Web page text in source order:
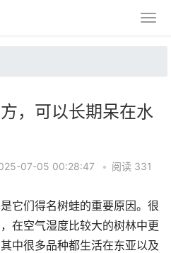
，可以长期呆在水
07-05 00:28:47 • 阅读 331
它们得名树蛙的重要原因。很
在空气湿度比较大的树林中更
中很多品种都生活在东亚以及